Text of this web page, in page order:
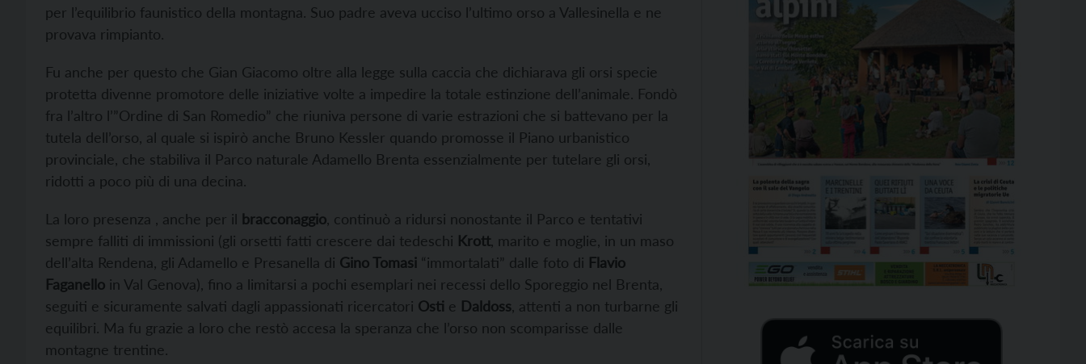
per l’equilibrio faunistico della montagna. Suo padre aveva ucciso l’ultimo orso a Vallesinella e ne
provava rimpianto.
Fu anche per questo che Gian Giacomo oltre alla legge sulla caccia che dichiarava gli orsi specie
protetta divenne promotore delle iniziative volte a impedire la totale estinzione dell’animale. Fondò
fra l’altro l’”Ordine di San Romedio” che riuniva persone di varie estrazioni che si battevano per la
tutela dell’orso, al quale si ispirò anche Bruno Kessler quando promosse il Piano urbanistico
provinciale, che stabiliva il Parco naturale Adamello Brenta essenzialmente per tutelare gli orsi,
ridotti a poco più di una decina.
La loro presenza , anche per il bracconaggio , continuò a ridursi nonostante il Parco e tentativi
sempre falliti di immissioni (gli orsetti fatti crescere dai tedeschi Krott , marito e moglie, in un maso
dell’alta Rendena, gli Adamello e Presanella di Gino Tomasi “immortalati” dalle foto di Flavio
Faganello in Val Genova), fino a limitarsi a pochi esemplari nei recessi dello Sporeggio nel Brenta,
seguiti e sicuramente salvati dagli appassionati ricercatori Osti e Daldoss , attenti a non turbarne gli
equilibri. Ma fu grazie a loro che restò accesa la speranza che l’orso non scomparisse dalle
montagne trentine.